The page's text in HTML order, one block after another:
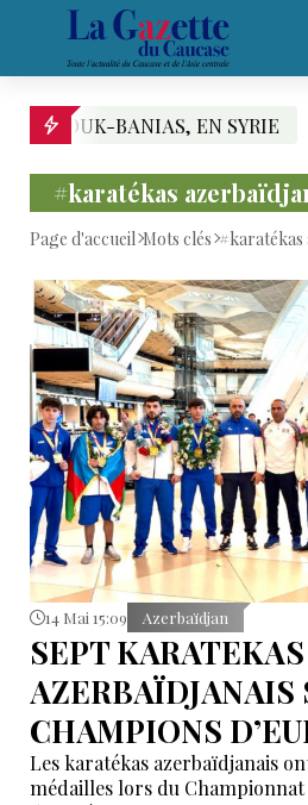
BANIAS, EN SYRIE
#karatékas
Page d'accueil Mots clés #karatékas
14 Mai 15:09 Azerbaïdjan
SEPT KARATEKAS
AZERBAÏDJANAIS
CHAMPIONS
Les karatékas azerbaïdjanais
médailles lors du